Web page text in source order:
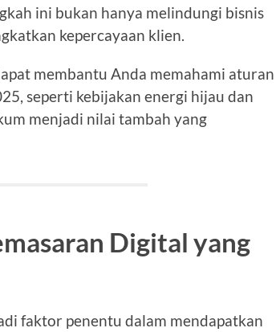
ini bukan hanya melindungi bisnis
kepercayaan klien.
membantu Anda memahami aturan
seperti kebijakan energi hijau dan
menjadi nilai tambah yang
Digital yang
faktor penentu dalam mendapatkan